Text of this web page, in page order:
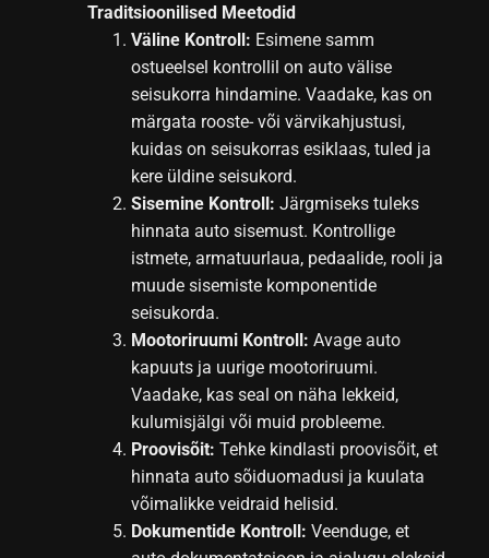
Traditsioonilised Meetodid
Väline Kontroll: Esimene samm
ostueelsel kontrollil on auto välise
seisukorra hindamine. Vaadake, kas on
märgata rooste- või värvikahjustusi,
kuidas on seisukorras esiklaas, tuled ja
kere üldine seisukord.
Sisemine Kontroll: Järgmiseks tuleks
hinnata auto sisemust. Kontrollige
istmete, armatuurlaua, pedaalide, rooli ja
muude sisemiste komponentide
seisukorda.
Mootoriruumi Kontroll: Avage auto
kapuuts ja uurige mootoriruumi.
Vaadake, kas seal on näha lekkeid,
kulumisjälgi või muid probleeme.
Proovisõit: Tehke kindlasti proovisõit, et
hinnata auto sõiduomadusi ja kuulata
võimalikke veidraid helisid.
Dokumentide Kontroll: Veenduge, et